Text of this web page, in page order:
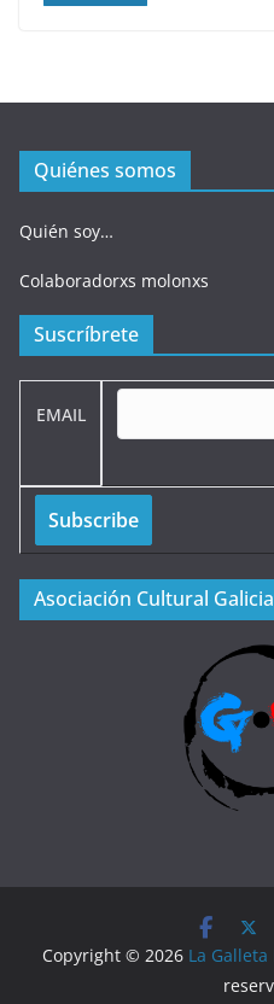
Quiénes somos
Quién soy…
Colaboradorxs molonxs
Suscríbrete
EMAIL
Asociación Cultural
Copyright © 2026 La